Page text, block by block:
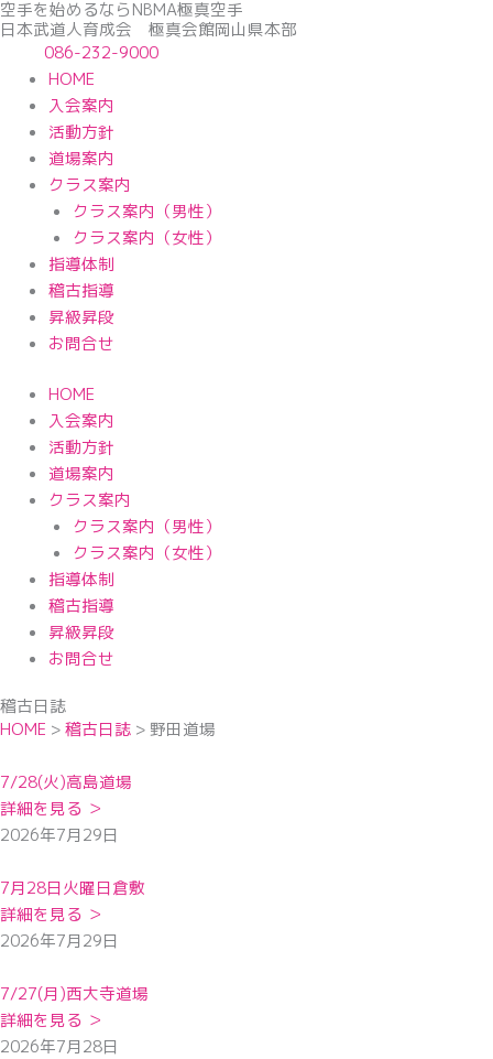
内
容
空手を始めるならNBМA極真空手
日本武道人育成会 極真会館岡山県本部
086-232-9000
HOME
入会案内
活動方針
道場案内
クラス案内
クラス案内（男性）
クラス案内（女性）
指導体制
稽古指導
昇級昇段
お問合せ
HOME
入会案内
活動方針
道場案内
クラス案内
クラス案内（男性）
クラス案内（女性）
指導体制
稽古指導
昇級昇段
お問合せ
稽古日誌
HOME >稽古日誌 > 野田道場
7/28(火)高島道場
詳細を見る ＞
2026年7月29日
7月28日火曜日倉敷
詳細を見る ＞
2026年7月29日
7/27(月)西大寺道場
詳細を見る ＞
2026年7月28日